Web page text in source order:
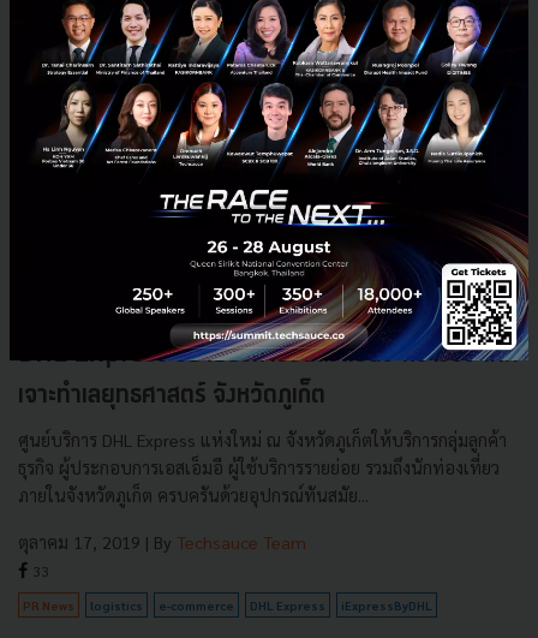
DHL Express ขยายบริการขนส่งด่วนระหว่างประเทศ
เจาะทำเลยุทธศาสตร์ จังหวัดภูเก็ต
ศูนย์บริการ DHL Express แห่งใหม่ ณ จังหวัดภูเก็ตให้บริการกลุ่มลูกค้า
ธุรกิจ ผู้ประกอบการเอสเอ็มอี ผู้ใช้บริการรายย่อย รวมถึงนักท่องเที่ยว
ภายในจังหวัดภูเก็ต ครบครันด้วยอุปกรณ์ทันสมัย...
ตุลาคม 17, 2019 | By Techsauce Team
33
PR News logistics e-commerce DHL Express iExpressByDHL